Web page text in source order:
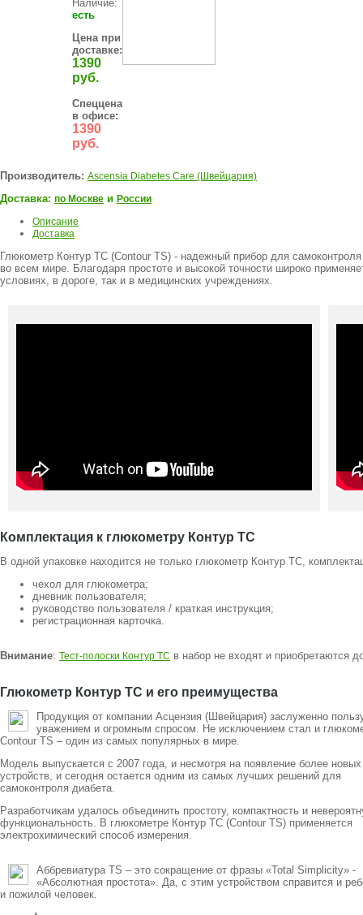
Наличие:
есть
Цена при
доставке:
1390
руб.
Спеццена
в офисе:
1390
руб.
Производитель: Ascensia Diabetes Care (Швейцария)
Доставка: по Москве и России
Описание
Доставка
Глюкометр Контур ТС (Contour TS) - надежный прибор для
во всем мире. Благодаря простоте и высокой точности широко
условиях, в дороге, так и в медицинских учреждениях.
Комплектация к глюкометру Контур ТС
В одной упаковке находится не только глюкометр Контур ТС,
чехол для глюкометра;
дневник пользователя;
руководство пользователя / краткая инструкция;
регистрационная карточка.
Внимание: Тест-полоски Контур ТС в набор не входят и приобретаются
Глюкометр Контур ТС и его преимущества
Продукция от компании Асцензия (Швейцария) заслуженно
уважением и огромным спросом. Не исключением стал и
Contour TS – один из самых популярных в мире.
Модель выпускается с 2007 года, и несмотря на появление более новых
устройств, и сегодня остается одним из самых лучших решений для
самоконтроля диабета.
Разработчикам удалось объединить простоту, компактность и
функциональность. В глюкометре Контур ТС (Contour TS) применяется
электрохимический способ измерения.
Аббревиатура TS – это сокращение от фразы «Total Simplicity» -
«Абсолютная простота». Да, с этим устройством справится и
и пожилой человек.